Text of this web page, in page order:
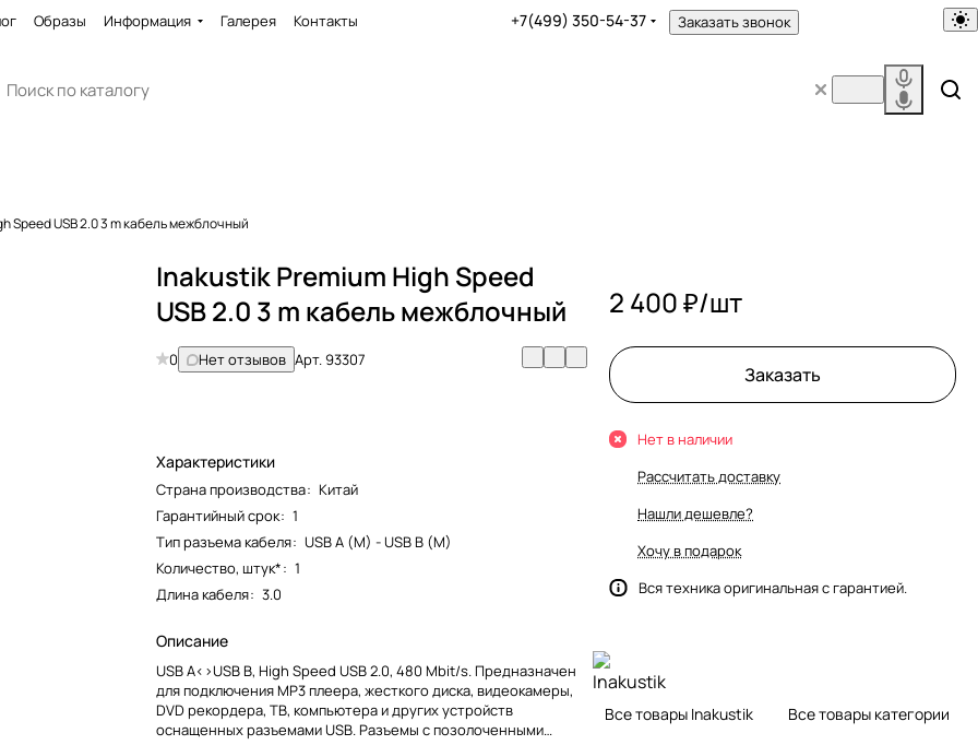
Образы Информация Галерея Контакты +7(499) 350-54-37 Заказать звонок
Speed USB 2.0 3 m кабель межблочный
Inakustik Premium High Speed
USB 2.0 3 m кабель межблочный
0 Нет отзывов Арт.93307
Характеристики
Страна производства: Китай
Гарантийный срок: 1
Тип разъема кабеля: USB A (M) - USB B (M)
Количество, штук*: 1
Длина кабеля: 3.0
Описание
USB A<>USB B, High Speed USB 2.0, 480 Mbit/s. Предназначен
для подключения MP3 плеера, жесткого диска, видеокамеры,
DVD рекордера, ТВ, компьютера и других устройств
оснащенных разъемами USB. Разъемы с позолоченными
2 400 ₽/шт
Заказать
Нет в наличии
Рассчитать доставку
Нашли дешевле?
Хочу в подарок
Вся техника оригинальная с гарантией.
Все товары Inakustik Все товары категории